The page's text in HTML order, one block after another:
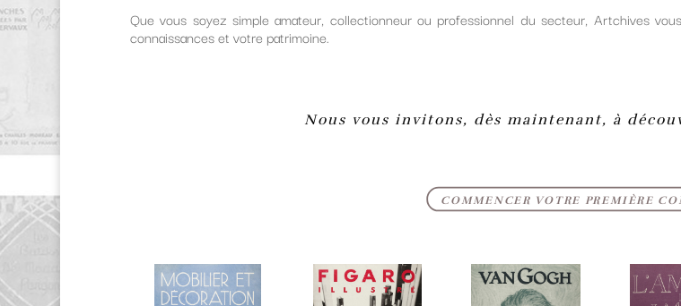
Que vous soyez simple amateur, collectionneur ou professionnel du secteur, Artchives
connaissances et votre patrimoine.
Nous vous invitons, dès maintenant, à
COMMENCER VOTRE PREMIÈRE